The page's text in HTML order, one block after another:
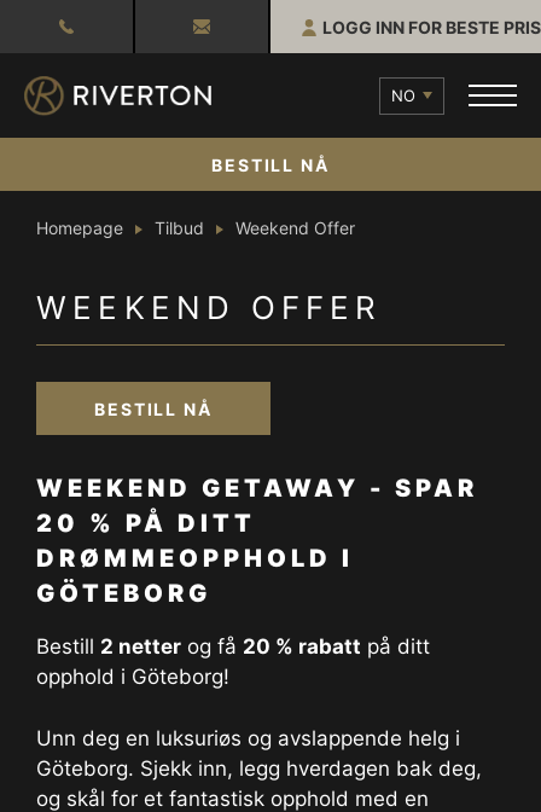
LOGG INN FOR BESTE PRIS
NO
BESTILL NÅ
Homepage Tilbud Weekend Offer
WEEKEND OFFER
BESTILL NÅ
WEEKEND GETAWAY - SPAR
20 % PÅ DITT
DRØMMEOPPHOLD I
GÖTEBORG
Bestill 2 netter og få 20 % rabatt på ditt
opphold i Göteborg!
Unn deg en luksuriøs og avslappende helg i
Göteborg. Sjekk inn, legg hverdagen bak deg,
og skål for et fantastisk opphold med en